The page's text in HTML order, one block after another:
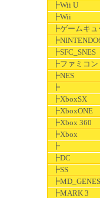
┣Wii U
┣Wii
┣ゲームキュ
┣SFC_SNES
┣ファミコン
┣NES
┣
┣XboxSX
┣XboxONE
┣Xbox 360
┣Xbox
┣
┣DC
┣SS
┣MARK 3